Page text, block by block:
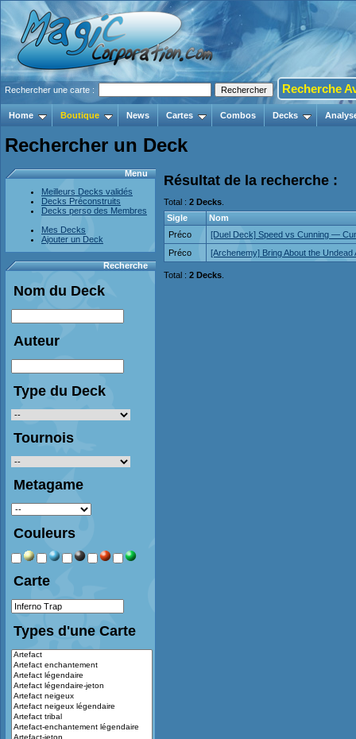
Rechercher une carte : Recherche
Home Boutique News Cartes Combos Decks
Rechercher un Deck
Menu
Meilleurs Decks validés
Decks Préconstruits
Decks perso des Membres
Mes Decks
Ajouter un Deck
Recherche
Nom du Deck
Auteur
Type du Deck
Tournois
Metagame
Couleurs
Carte
Types d'une Carte
Résultat de la recherche :
Total : 2 Decks
Sigle
Nom
Préco
[Duel Deck] Speed vs Cunning —
Préco
[Archenemy] Bring About the Undead
Total : 2 Decks